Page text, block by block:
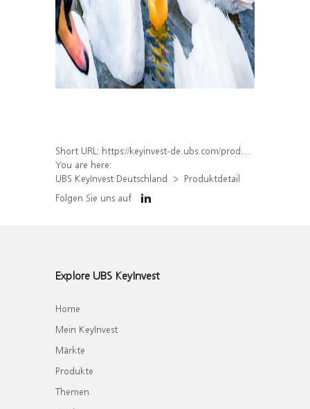
Short URL: https://keyinvest-de.ubs.com/produkt/detail/index/isin/DE000WA53QZ1
You are here:
UBS KeyInvest Deutschland
Produktdetail
Folgen Sie uns auf
Explore UBS KeyInvest
Home
Mein KeyInvest
Märkte
Produkte
Themen